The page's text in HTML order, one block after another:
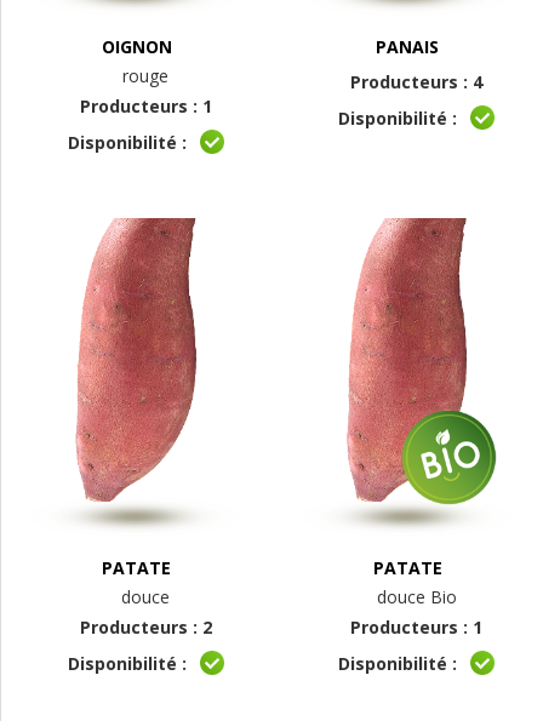
OIGNON
rouge
Producteurs : 1
Disponibilité :
PANAIS
Producteurs : 4
Disponibilité :
PATATE
douce
Producteurs : 2
Disponibilité :
PATATE
douce Bio
Producteurs : 1
Disponibilité :